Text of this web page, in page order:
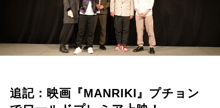
追記：映画『MANRIKI』プチョン